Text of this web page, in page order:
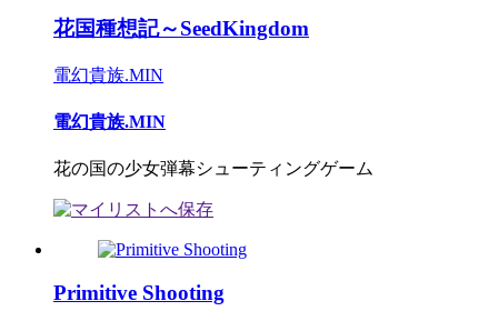
花国種想記～SeedKingdom
電幻貴族.MIN
電幻貴族.MIN
花の国の少女弾幕シューティングゲーム
Primitive Shooting